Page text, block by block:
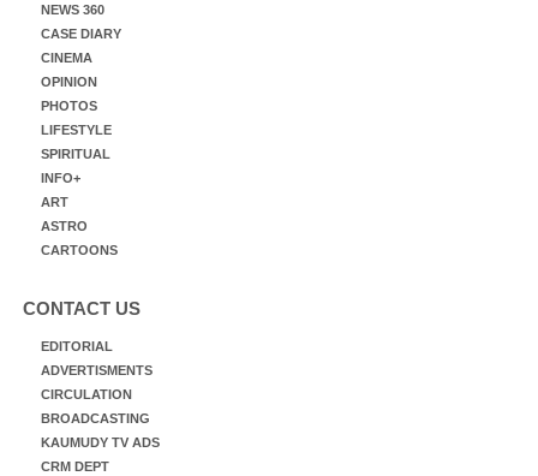
NEWS 360
CASE DIARY
CINEMA
OPINION
PHOTOS
LIFESTYLE
SPIRITUAL
INFO+
ART
ASTRO
CARTOONS
CONTACT US
EDITORIAL
ADVERTISMENTS
CIRCULATION
BROADCASTING
KAUMUDY TV ADS
CRM DEPT